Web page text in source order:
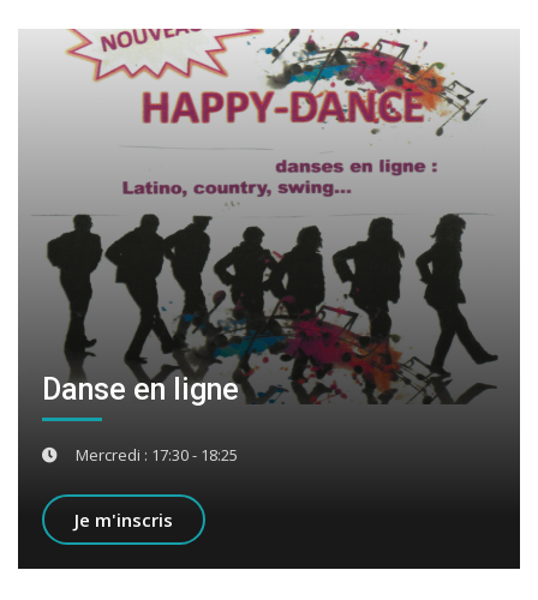
Danse en ligne
Mercredi : 17:30 - 18:25
Je m'inscris